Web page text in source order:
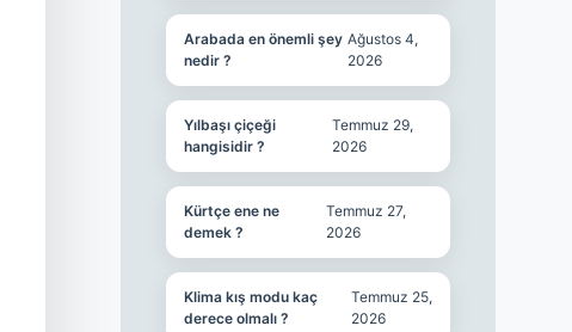
Arabada en önemli şey
nedir ?
Ağustos 4,
2026
Yılbaşı çiçeği
hangisidir ?
Temmuz 29,
2026
Kürtçe ene ne
demek ?
Temmuz 27,
2026
Klima kış modu kaç
derece olmalı ?
Temmuz 25,
2026